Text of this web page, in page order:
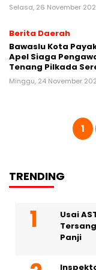
Selasa, 26 November
Berita Daerah
Bawaslu Kota
Apel Siaga
Tenang Pilkada
Minggu, 24 November
Paginasi
1
TRENDING
Usai
Panji